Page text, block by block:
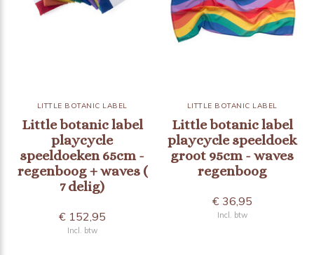
LITTLE BOTANIC LABEL
Little botanic label
playcycle
speeldoeken 65cm -
regenboog + waves (
7 delig)
€ 152,95
Incl. btw
LITTLE BOTANIC LABEL
Little botanic label
playcycle speeldoek
groot 95cm - waves
regenboog
€ 36,95
Incl. btw